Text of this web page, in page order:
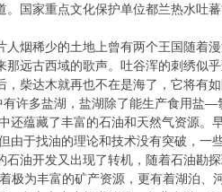
国家重点文化保护单位都兰热水吐
烟稀少的土地上曾有两个王国随着
那远古西域的歌声。吐谷浑的刺绣似
柴达木就再也不在是海了，它将有
有许多盐湖，盐湖除了能生产食用
还蕴藏了丰富的石油和天然气资源
由于找油的理论和技术没有突破，
油开发又出现了转机，随着石油勘
极为丰富的矿产资源，更有着湖泊